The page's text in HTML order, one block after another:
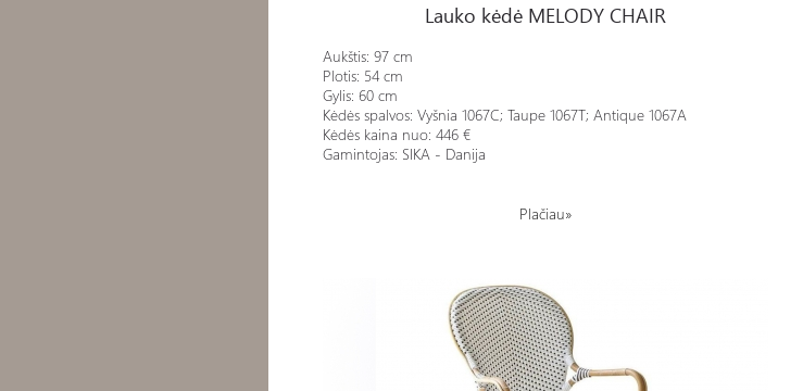
Lauko kėdė MELODY CHAIR
Aukštis: 97 cm
Plotis: 54 cm
Gylis: 60 cm
Kėdės spalvos: Vyšnia 1067C; Taupe 1067T; Antique 1067A
Kėdės kaina nuo: 446 €
Gamintojas: SIKA - Danija
Plačiau»